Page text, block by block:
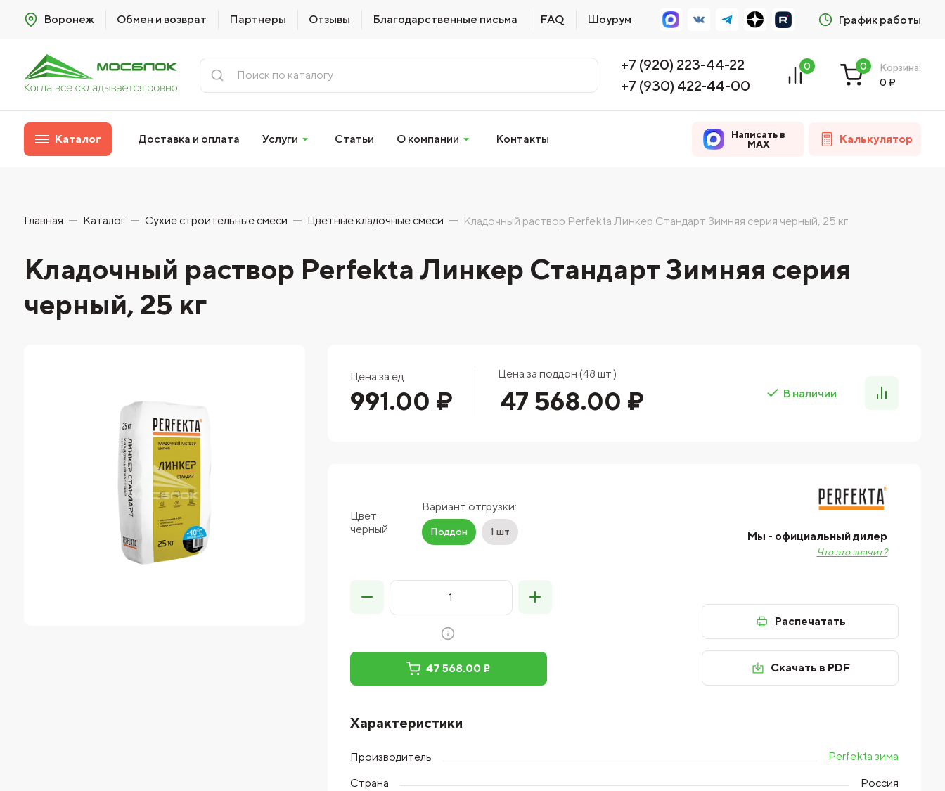
Воронеж Обмен и возврат Партнеры Отзывы Благодарственные письма FAQ Шоурум График работы
+7 (920) 223-44-22
+7 (930) 422-44-00
0 0
Корзина:
0 ₽
Каталог Доставка и оплата Услуги Статьи О компании Контакты
Написать в
MAX
Калькулятор
Главная Каталог Сухие строительные смеси Цветные кладочные смеси Кладочный раствор Perfekta Линкер Стандарт Зимняя серия черный, 25 кг
Кладочный раствор Perfekta Линкер Стандарт Зимняя серия
черный, 25 кг
Цена за ед.
991.00 ₽
Цена за поддон (48 шт.)
47 568.00 ₽ В наличии
Цвет:
черный
Вариант отгрузки:
Поддон 1 шт Мы - официальный дилер
Что это значит?
47 568.00 ₽
Распечатать
Скачать в PDF
Характеристики
Производитель
Perfekta зима
Страна
Россия